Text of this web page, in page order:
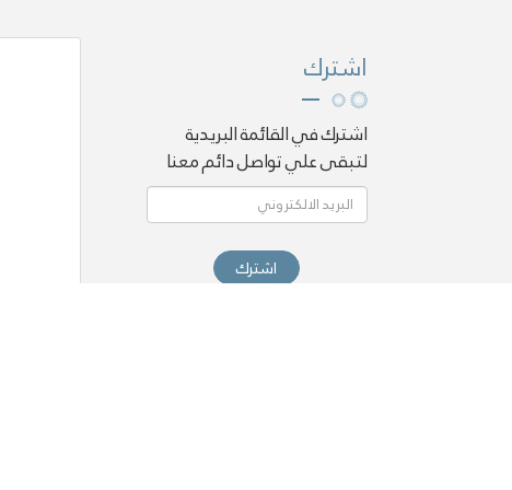
اشترك
اشترك في القائمة البريدية
لتبقى علي تواصل دائم معنا
اشترك